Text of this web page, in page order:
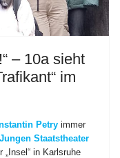
– 10a sieht
im
Petry immer
Jungen Staatstheater
„Insel“ in Karlsruhe